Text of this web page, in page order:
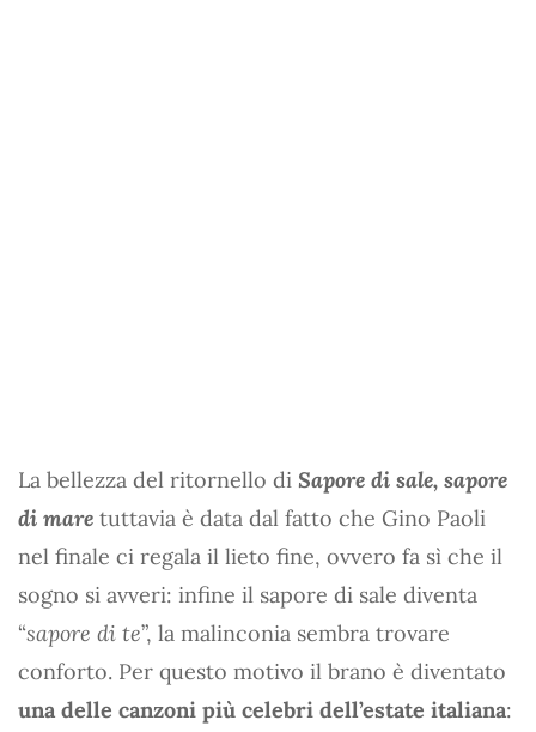
La bellezza del ritornello di Sapore di sale, sapore
di mare tuttavia è data dal fatto che Gino Paoli
nel finale ci regala il lieto fine, ovvero fa sì che il
sogno si avveri: infine il sapore di sale diventa
“sapore di te”, la malinconia sembra trovare
conforto. Per questo motivo il brano è diventato
una delle canzoni più celebri dell’estate italiana: